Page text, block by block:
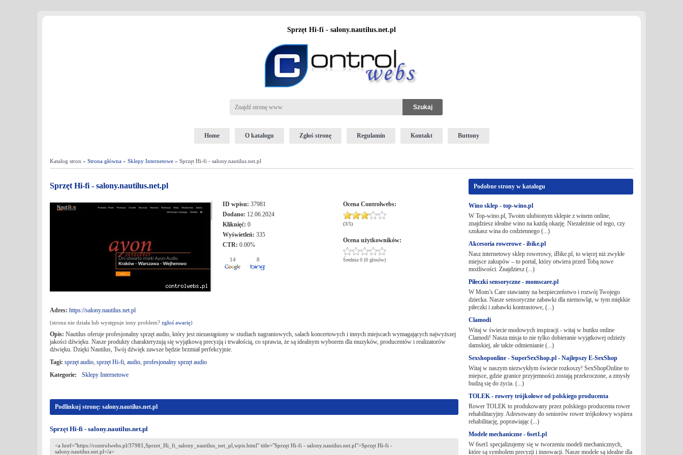
Sprzęt Hi-fi - salony.nautilus.net.pl
Home O katalogu Zgłoś stronę Regulamin Kontakt Buttony
Katalog stron » Strona główna » Sklepy Internetowe » Sprzęt Hi-fi - salony.nautilus.net.pl
Sprzęt Hi-fi - salony.nautilus.net.pl
ID wpisu: 37981
Dodano: 12.06.2024
Kliknięć: 0
Wyświetleń: 335
CTR: 0.00%
14 8
Ocena Controlwebs:
(3/5)
Ocena użytkowników:
Średnia 0 (0 głosów)
Adres: https://salony.nautilus.net.pl
(strona nie działa lub występuje inny problem? zgłoś awarię)
Opis: Nautilus oferuje profesjonalny sprzęt audio, który jest niezastąpiony w studiach nagraniowych, salach koncertowych i innych miejscach wymagających najwyższej
jakości dźwięku. Nasze produkty charakteryzują się wyjątkową precyzją i trwałością, co sprawia, że są idealnym wyborem dla muzyków, producentów i realizatorów
dźwięku. Dzięki Nautilus, Twój dźwięk zawsze będzie brzmiał perfekcyjnie.
Tagi: sprzęt audio, sprzęt Hi-fi, audio, profesjonalny sprzęt audio
Kategorie:
Sklepy Internetowe
Podlinkuj stronę: salony.nautilus.net.pl
Sprzęt Hi-fi - salony.nautilus.net.pl
Podobne strony w katalogu
Wino sklep - top-wino.pl
W Top-wino.pl, Twoim ulubionym sklepie z winem online,
znajdziesz idealne wino na każdą okazję. Niezależnie od tego, czy
szukasz wina do codziennego (...)
Akcesoria rowerowe - ibike.pl
Nasz internetowy sklep rowerowy, iBike.pl, to więcej niż zwykłe
miejsce zakupów – to portal, który otwiera przed Tobą nowe
możliwości. Znajdziesz (...)
Piłeczki sensoryczne - momscare.pl
W Mom’s Care stawiamy na bezpieczeństwo i rozwój Twojego
dziecka. Nasze sensoryczne zabawki dla niemowląt, w tym miękkie
piłeczki i zabawki kontrastowe, (...)
Clamodi
Witaj w świecie modowych inspiracji - witaj w butiku online
Clamodi! Nasza misja to nie tylko dobieranie wyjątkowej odzieży
damskiej, ale także odmienianie (...)
Sexshoponline - SuperSexShop.pl - Najlepszy E-SexShop
Witaj w naszym niezwykłym świecie rozkoszy! SexShopOnline to
miejsce, gdzie granice przyjemności zostają przekroczone, a zmysły
budzą się do życia. (...)
TOLEK - rowery trójkołowe od polskiego producenta
Rower TOLEK to produkowany przez polskiego producenta rower
rehabilitacyjny. Adresowany do seniorów rower trójkołowy wspiera
rehabilitację, poprawiając (...)
Modele mechaniczne - 6set1.pl
W 6set1 specjalizujemy się w tworzeniu modeli mechanicznych,
które są symbolem precyzji i innowacji. Nasze modele są idealne dla